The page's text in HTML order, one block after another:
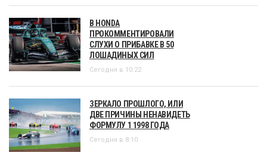
В HONDA
ПРОКОММЕНТИРОВАЛИ
СЛУХИ О ПРИБАВКЕ В 50
ЛОШАДИНЫХ СИЛ
Сегодня в 10:22
ЗЕРКАЛО ПРОШЛОГО, ИЛИ
ДВЕ ПРИЧИНЫ НЕНАВИДЕТЬ
ФОРМУЛУ 1 1998 ГОДА
Сегодня в 8:10